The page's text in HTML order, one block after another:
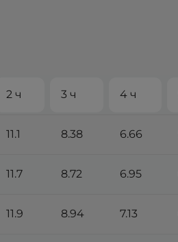
2 ч 3 ч 4 ч
11.1 8.38 6.66
11.7 8.72 6.95
11.9 8.94 7.13